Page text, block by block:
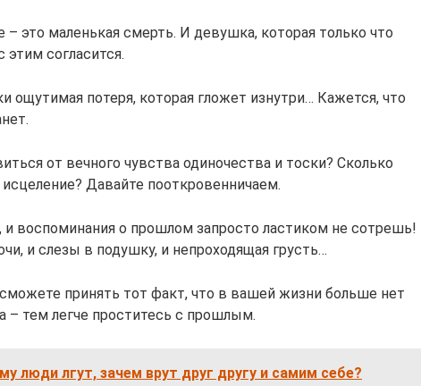
– это маленькая смерть. И девушка, которая только что
согласится.
ощутимая потеря, которая гложет изнутри… Кажется, что
от вечного чувства одиночества и тоски? Сколько
Давайте пооткровенничаем.
и воспоминания о прошлом запросто ластиком не сотрешь!
и слезы в подушку, и непроходящая грусть…
принять тот факт, что в вашей жизни больше нет
– тем легче проститесь с прошлым.
люди лгут, зачем врут друг другу и самим себе?